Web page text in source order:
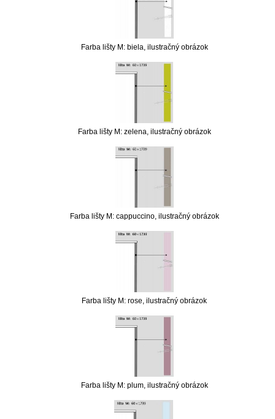
Farba lišty M: biela, ilustračný obrázok
Farba lišty M: zelena, ilustračný obrázok
Farba lišty M: cappuccino, ilustračný obrázok
Farba lišty M: rose, ilustračný obrázok
Farba lišty M: plum, ilustračný obrázok